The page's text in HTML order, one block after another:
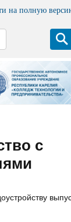
на полную
с